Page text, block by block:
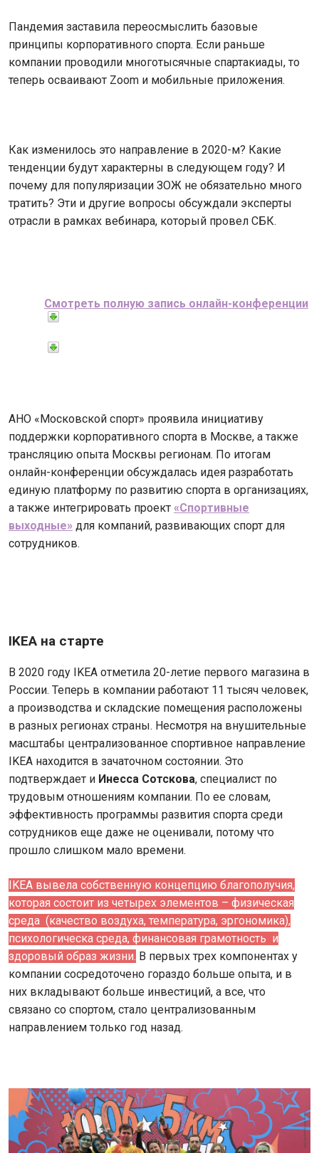
Пандемия заставила переосмыслить базовые
принципы корпоративного спорта. Если раньше
компании проводили многотысячные спартакиады, то
теперь осваивают Zoom и мобильные приложения.
Как изменилось это направление в 2020-м? Какие
тенденции будут характерны в следующем году? И
почему для популяризации ЗОЖ не обязательно много
тратить? Эти и другие вопросы обсуждали эксперты
отрасли в рамках вебинара, который провел СБК.
Смотреть полную запись онлайн-конференции
АНО «Московской спорт» проявила инициативу
поддержки корпоративного спорта в Москве, а также
трансляцию опыта Москвы регионам. По итогам
онлайн-конференции обсуждалась идея разработать
единую платформу по развитию спорта в организациях,
а также интегрировать проект «Спортивные
выходные» для компаний, развивающих спорт для
сотрудников.
IKEA на старте
В 2020 году IKEA отметила 20-летие первого магазина в
России. Теперь в компании работают 11 тысяч человек,
а производства и складские помещения расположены
в разных регионах страны. Несмотря на внушительные
масштабы централизованное спортивное направление
IKEA находится в зачаточном состоянии. Это
подтверждает и Инесса Сотскова, специалист по
трудовым отношениям компании. По ее словам,
эффективность программы развития спорта среди
сотрудников еще даже не оценивали, потому что
прошло слишком мало времени.
IKEA вывела собственную концепцию благополучия,
которая состоит из четырех элементов – физическая
среда (качество воздуха, температура, эргономика),
психологическа среда, финансовая грамотность и
здоровый образ жизни. В первых трех компонентах у
компании сосредоточено гораздо больше опыта, и в
них вкладывают больше инвестиций, а все, что
связано со спортом, стало централизованным
направлением только год назад.